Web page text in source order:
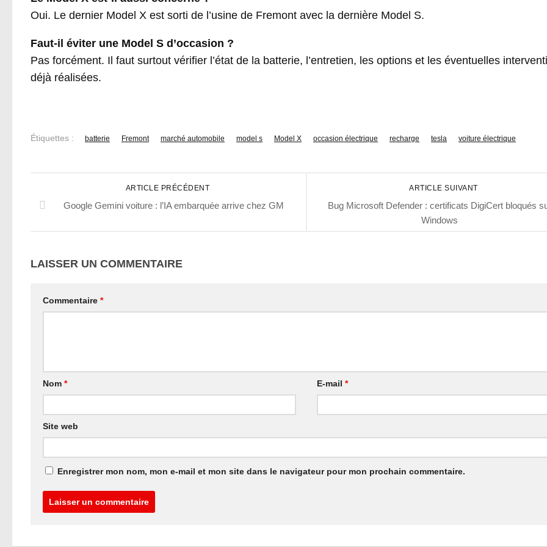
Oui. Le dernier Model X est sorti de l’usine de Fremont avec la dernière Model S.
Faut-il éviter une Model S d’occasion ?
Pas forcément. Il faut surtout vérifier l’état de la batterie, l’entretien, les options et les éventuelles
déjà réalisées.
Étiquettes : batterie Fremont marché automobile model s Model X occasion électrique recharge tesla voiture électrique
ARTICLE SUIVANT
Bug Microsoft Defender : certificats DigiCert bloqués
Windows
ARTICLE PRÉCÉDENT
Google Gemini voiture : l’IA embarquée arrive chez GM
LAISSER UN COMMENTAIRE
Commentaire *
Nom * E-mail*
Site web
Enregistrer mon nom, mon e-mail et mon site dans le navigateur pour mon prochain commentaire.